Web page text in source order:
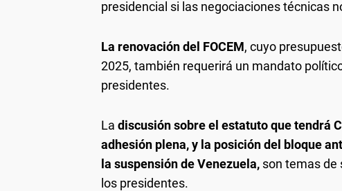
presidencial si las negociaciones técnicas
La renovación del FOCEM, cuyo
2025, también requerirá un mandato
presidentes.
La discusión sobre el estatuto que tendrá
adhesión plena, y la posición del bloque
la suspensión de Venezuela, son temas de
los presidentes.